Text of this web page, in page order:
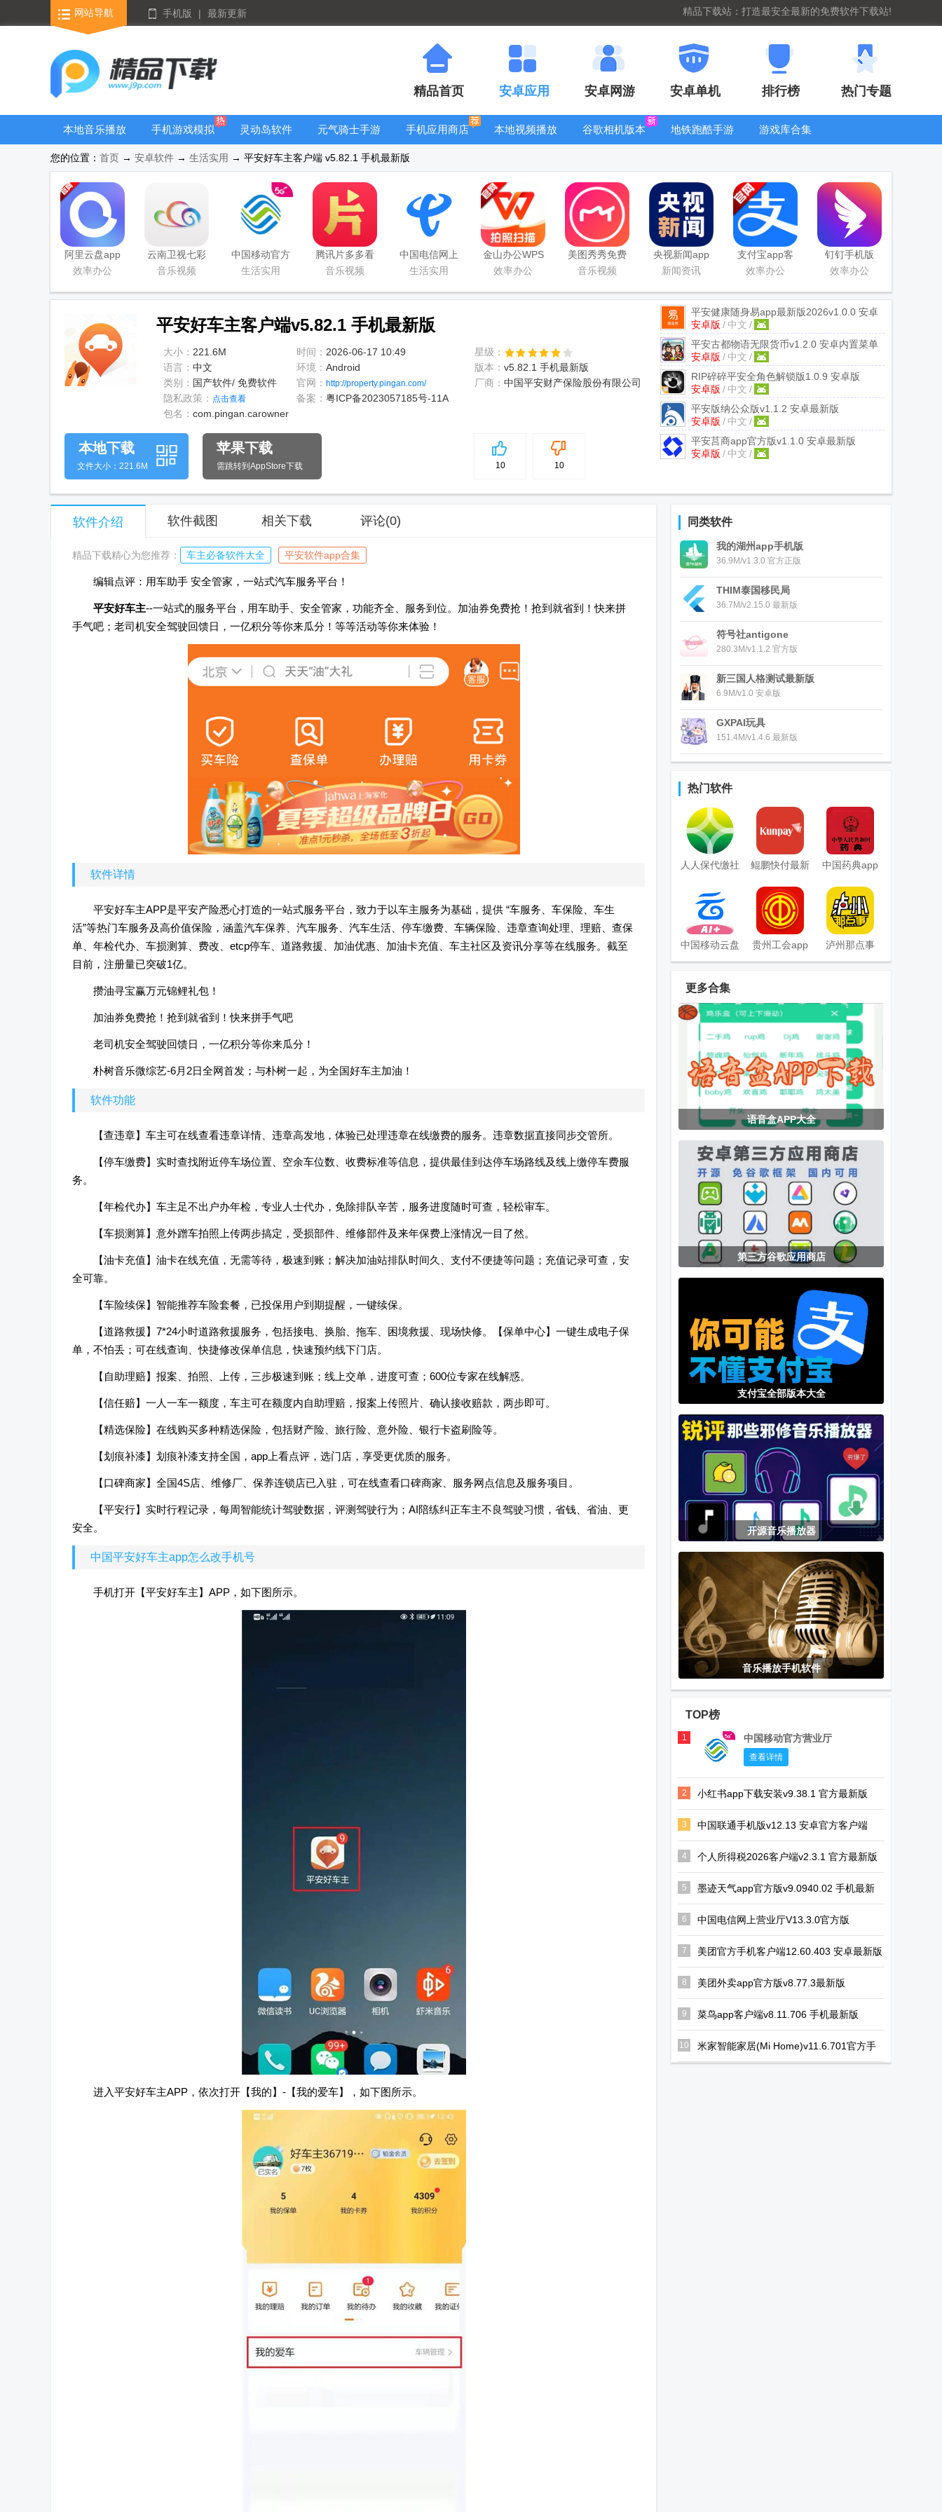
网站导航 手机版 | 最新更新 精品下载站：打造最安全最新的免费软件下载站!
精品首页 安卓应用 安卓网游 安卓单机 排行榜 热门专题
本地音乐播放
手机游戏模拟
器安卓版合集
灵动岛软件
元气骑士手游
手机应用商店
本地视频播放
谷歌相机版本
地铁跑酷手游
游戏库合集
看器
您的位置： 首页 → 安卓软件 → 生活实用 → 平安好车主客户端 v5.82.1 手机最新版
阿里云盘app
官方版
效率办公
云南卫视七彩
云端app
音乐视频
中国移动官方
营业厅
生活实用
腾讯片多多看
剧官方正版
音乐视频
中国电信网上
营业厅
生活实用
金山办公WPS
Office手机官
效率办公
美图秀秀免费
无限制vip版
音乐视频
央视新闻app
移动版客户端
新闻资讯
支付宝app客
户端
效率办公
钉钉手机版
app
效率办公
平安好车主客户端v5.82.1 手机最新版
大小： 221.6M 时间： 2026-06-17 10:49
星级：
语言： 中文 环境： Android 版本： v5.82.1 手机最新版
类别： 国产软件/ 免费软件 官网： http://property.pingan.com/ 厂商： 中国平安财产保险股份有限公司
隐私政策： 点击查看 备案： 粤ICP备2023057185号-11A
包名： com.pingan.carowner
平安健康随身易app最新版2026v1.0.0 安卓
版
安卓版 / 中文 /
平安古都物语无限货币v1.2.0 安卓内置菜单
版
安卓版 / 中文 /
RIP碎碎平安全角色解锁版1.0.9 安卓版
安卓版 / 中文 /
平安版纳公众版v1.1.2 安卓最新版
安卓版 / 中文 /
平安莒商app官方版v1.1.0 安卓最新版
安卓版 / 中文 /
5
10 10
本地下载
文件大小：221.6M
苹果下载
需跳转到AppStore下载
软件介绍 软件截图 相关下载 评论(0)
精品下载精心为您推荐： 车主必备软件大全 平安软件app合集
编辑点评：用车助手 安全管家，一站式汽车服务平台！
平安好车主--一站式的服务平台，用车助手、安全管家，功能齐全、服务到位。加油券免费抢！抢到就省到！快来拼
手气吧；老司机安全驾驶回馈日，一亿积分等你来瓜分！等等活动等你来体验！
软件详情
平安好车主APP是平安产险悉心打造的一站式服务平台，致力于以车主服务为基础，提供 “车服务、车保险、车生
活”等热门车服务及高价值保险，涵盖汽车保养、汽车服务、汽车生活、停车缴费、车辆保险、违章查询处理、理赔、查保
单、年检代办、车损测算、费改、etcp停车、道路救援、加油优惠、加油卡充值、车主社区及资讯分享等在线服务。截至
目前，注册量已突破1亿。
攒油寻宝赢万元锦鲤礼包！
加油券免费抢！抢到就省到！快来拼手气吧
老司机安全驾驶回馈日，一亿积分等你来瓜分！
朴树音乐微综艺-6月2日全网首发；与朴树一起，为全国好车主加油！
软件功能
【查违章】车主可在线查看违章详情、违章高发地，体验已处理违章在线缴费的服务。违章数据直接同步交管所。
【停车缴费】实时查找附近停车场位置、空余车位数、收费标准等信息，提供最佳到达停车场路线及线上缴停车费服
务。
【年检代办】车主足不出户办年检，专业人士代办，免除排队辛苦，服务进度随时可查，轻松审车。
【车损测算】意外蹭车拍照上传两步搞定，受损部件、维修部件及来年保费上涨情况一目了然。
【油卡充值】油卡在线充值，无需等待，极速到账；解决加油站排队时间久、支付不便捷等问题；充值记录可查，安
全可靠。
【车险续保】智能推荐车险套餐，已投保用户到期提醒，一键续保。
【道路救援】7*24小时道路救援服务，包括接电、换胎、拖车、困境救援、现场快修。【保单中心】一键生成电子保
单，不怕丢；可在线查询、快捷修改保单信息，快速预约线下门店。
【自助理赔】报案、拍照、上传，三步极速到账；线上交单，进度可查；600位专家在线解惑。
【信任赔】一人一车一额度，车主可在额度内自助理赔，报案上传照片、确认接收赔款，两步即可。
【精选保险】在线购买多种精选保险，包括财产险、旅行险、意外险、银行卡盗刷险等。
【划痕补漆】划痕补漆支持全国，app上看点评，选门店，享受更优质的服务。
【口碑商家】全国4S店、维修厂、保养连锁店已入驻，可在线查看口碑商家、服务网点信息及服务项目。
【平安行】实时行程记录，每周智能统计驾驶数据，评测驾驶行为；AI陪练纠正车主不良驾驶习惯，省钱、省油、更
安全。
中国平安好车主app怎么改手机号
手机打开【平安好车主】APP，如下图所示。
进入平安好车主APP，依次打开【我的】-【我的爱车】，如下图所示。
同类软件
我的湖州app手机版
36.9M/v1.3.0 官方正版
THIM泰国移民局
36.7M/v2.15.0 最新版
符号社antigone
280.3M/v1.1.2 官方版
新三国人格测试最新版
6.9M/v1.0 安卓版
GXPAI玩具
151.4M/v1.4.6 最新版
热门软件
人人保代缴社
鲲鹏快付最新
客户端
中国药典app
中国移动云盘
官方版
贵州工会app
官方版
泸州那点事
app官方版
数英网客户端
指尖水务官方
全国村镇建设
管理平台
EMBY安卓
app免费版
最新版
绿城集团绿小
服app
乘风TV电视版 玄武TV电视版
pxvr官方主页
下载
幻路搜索下载
虚拟大师内置
小红书app去
更多合集
语音盒APP大全
第三方谷歌应用商店
支付宝全部版本大全
开源音乐播放器
音乐播放手机软件
TOP榜
1 中国移动官方营业厅
查看详情
2 小红书app下载安装v9.38.1 官方最新版
3 中国联通手机版v12.13 安卓官方客户端
4 个人所得税2026客户端v2.3.1 官方最新版
5
墨迹天气app官方版v9.0940.02 手机最新
版
6 中国电信网上营业厅V13.3.0官方版
7 美团官方手机客户端12.60.403 安卓最新版
8 美团外卖app官方版v8.77.3最新版
9 菜鸟app客户端v8.11.706 手机最新版
10
米家智能家居(Mi Home)v11.6.701官方手
机版